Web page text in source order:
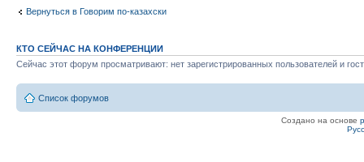
Вернуться в Говорим по-казахски
КТО СЕЙЧАС НА КОНФЕРЕНЦИИ
Сейчас этот форум просматривают: нет зарегистрированных пользователей и
Список форумов
Создано на основе